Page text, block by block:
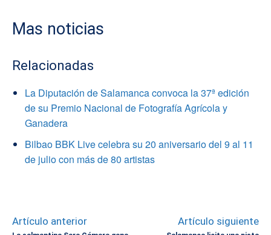
Mas noticias
Relacionadas
La Diputación de Salamanca convoca la 37ª edición
de su Premio Nacional de Fotografía Agrícola y
Ganadera
Bilbao BBK Live celebra su 20 aniversario del 9 al 11
de julio con más de 80 artistas
Artículo anterior Artículo siguiente